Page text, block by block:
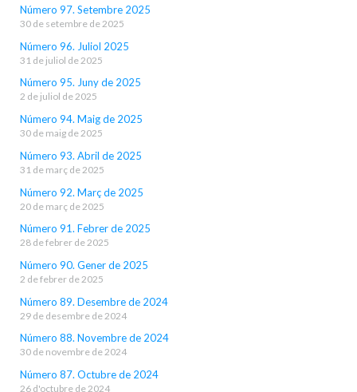
Número 97. Setembre 2025
30 de setembre de 2025
Número 96. Juliol 2025
31 de juliol de 2025
Número 95. Juny de 2025
2 de juliol de 2025
Número 94. Maig de 2025
30 de maig de 2025
Número 93. Abril de 2025
31 de març de 2025
Número 92. Març de 2025
20 de març de 2025
Número 91. Febrer de 2025
28 de febrer de 2025
Número 90. Gener de 2025
2 de febrer de 2025
Número 89. Desembre de 2024
29 de desembre de 2024
Número 88. Novembre de 2024
30 de novembre de 2024
Número 87. Octubre de 2024
26 d'octubre de 2024